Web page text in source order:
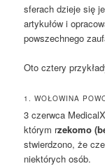
sferach dzieje się
artykułów i
powszechnego
Oto cztery
1. WOŁOWINA
3 czerwca
którym rzekomo
stwierdzono, że
niektórych osób.